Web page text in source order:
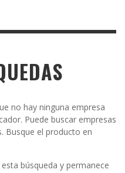
no hay ninguna empresa
Puede buscar empresas
Busque el producto en
búsqueda y permanece